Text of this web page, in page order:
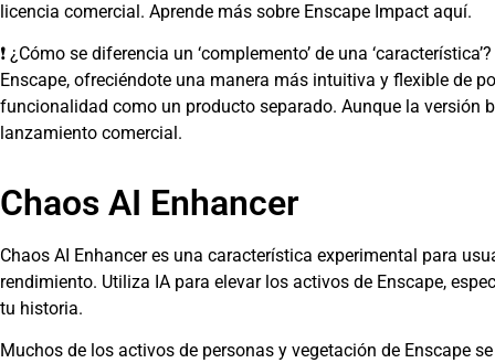
licencia comercial. Aprende más sobre Enscape Impact aquí.
❗ ¿Cómo se diferencia un ‘complemento’ de una
Enscape, ofreciéndote una manera más intuitiva y flexible de
funcionalidad como un producto separado. Aunque la versión
lanzamiento comercial.
Chaos AI Enhancer
Chaos AI Enhancer es una característica experimental para
rendimiento. Utiliza IA para elevar los activos de Enscape,
tu historia.
Muchos de los activos de personas y vegetación de Enscape